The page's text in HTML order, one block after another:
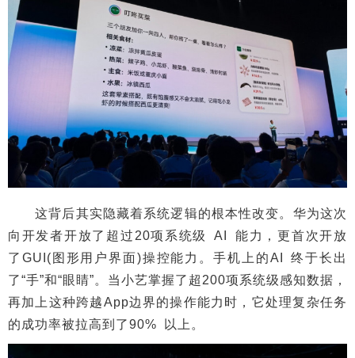
这背后其实隐藏着系统逻辑的根本性改变。华为这次
向开发者开放了超过20项系统级 AI 能力，更首次开放
了GUI(图形用户界面)操控能力。手机上的AI 终于长出
了“手”和“眼睛”。当小艺掌握了超200项系统级感知数据，
再加上这种跨越App边界的操作能力时，它处理复杂任务
的成功率被拉高到了90% 以上。